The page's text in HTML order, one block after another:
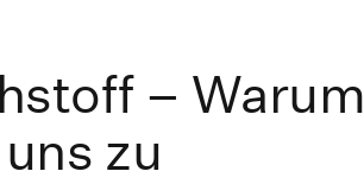
– Warum
zu